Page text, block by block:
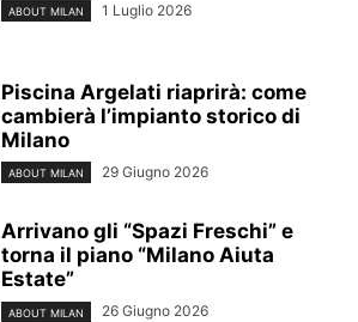
ABOUT MILAN 1 Luglio 2026
Piscina Argelati riaprirà: come
cambierà l’impianto storico di
Milano
ABOUT MILAN 29 Giugno 2026
Arrivano gli “Spazi Freschi” e
torna il piano “Milano Aiuta
Estate”
ABOUT MILAN 26 Giugno 2026